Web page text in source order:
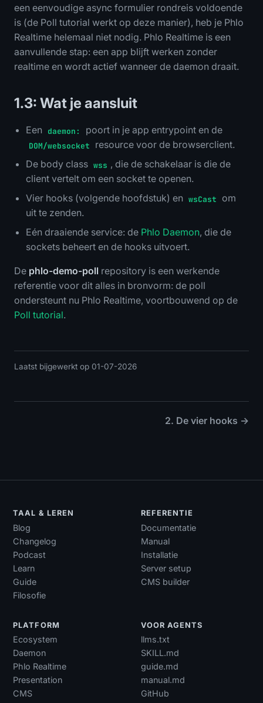
een eenvoudige async formulier rondreis voldoende
is (de Poll tutorial werkt op deze manier), heb je Phlo
Realtime helemaal niet nodig. Phlo Realtime is een
aanvullende stap: een app blijft werken zonder
realtime en wordt actief wanneer de daemon draait.
1.3: Wat je aansluit
Een daemon: poort in je app entrypoint en de
DOM/websocket
resource voor de browserclient.
De body class wss , die de schakelaar is die de
client vertelt om een socket te openen.
Vier hooks (volgende hoofdstuk) en wsCast om
uit te zenden.
Eén draaiende service: de Phlo Daemon, die de
sockets beheert en de hooks uitvoert.
De phlo-demo-poll repository is een werkende
referentie voor dit alles in bronvorm: de poll
ondersteunt nu Phlo Realtime, voortbouwend op de
Poll tutorial.
Laatst bijgewerkt op 01-07-2026
2. De vier hooks →
TAAL & LEREN
Blog
Changelog
Podcast
Learn
Guide
Filosofie
REFERENTIE
Documentatie
Manual
Installatie
Server setup
CMS builder
PLATFORM
Ecosystem
Daemon
Phlo Realtime
Presentation
CMS
VOOR AGENTS
llms.txt
SKILL.md
guide.md
manual.md
GitHub